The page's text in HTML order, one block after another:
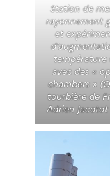
Station de
rayonnement
et
température
avec des «
chambers »
tourbière de
Adrien